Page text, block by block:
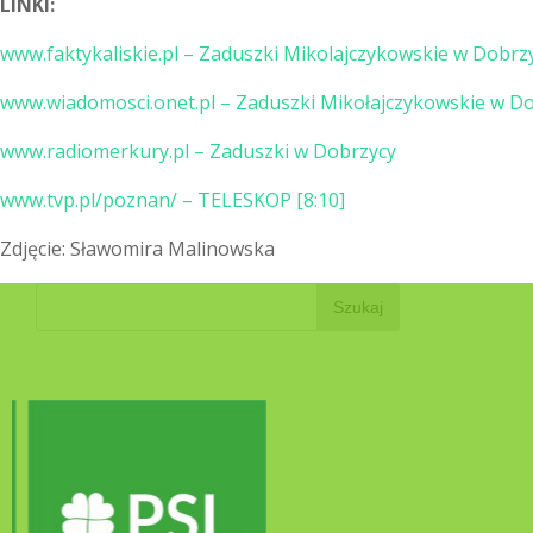
www.faktykaliskie.pl – Zaduszki Mikolajczykowskie w
www.wiadomosci.onet.pl – Zaduszki Mikołajczykowskie w
www.radiomerkury.pl – Zaduszki w Dobrzycy
www.tvp.pl/poznan/ – TELESKOP [8:10]
Zdjęcie: Sławomira Malinowska